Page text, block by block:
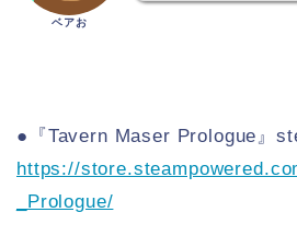
ベアお
●『Tavern Maser Prologue』
https://
_Prologue/